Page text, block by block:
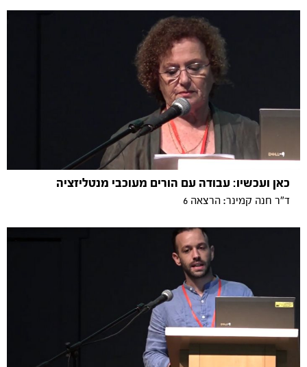
כאן ועכשיו: עבודה עם הורים מעוכבי מנטליזציה
ד"ר חנה קמינר: הרצאה 6